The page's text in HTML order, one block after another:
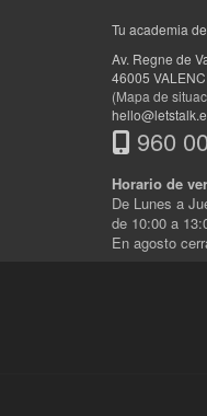
Tu academia
Av. Regne de
46005
(Mapa de
960
Horario de
De Lunes a
de 10:00 a
En agosto